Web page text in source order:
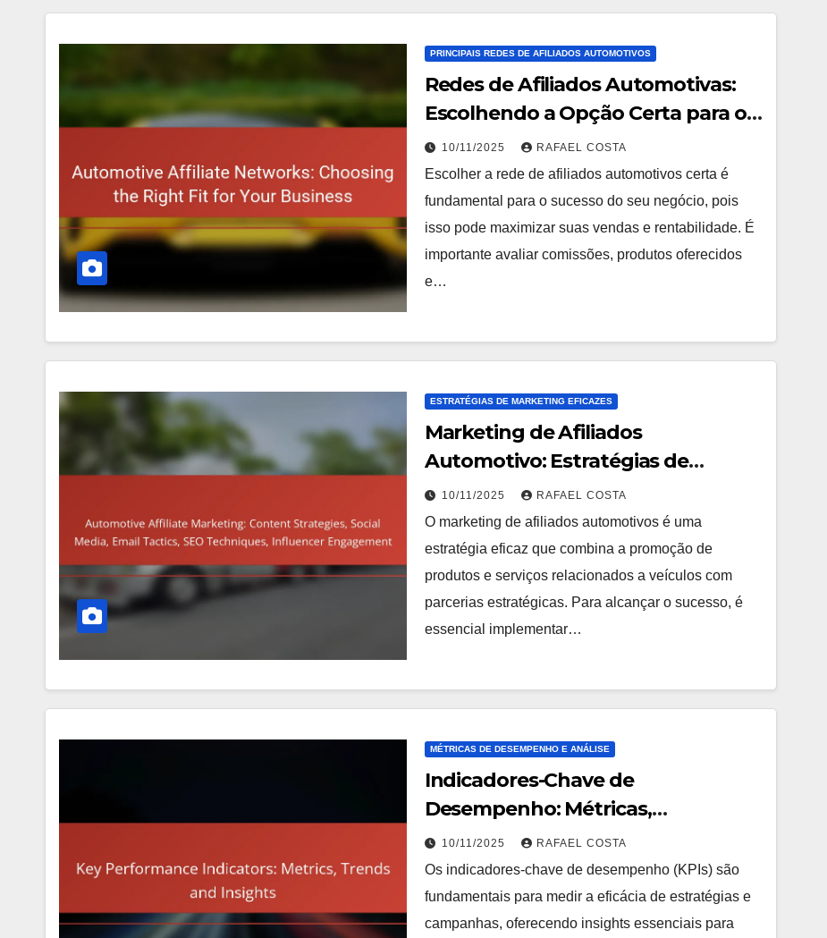
PRINCIPAIS REDES DE AFILIADOS AUTOMOTIVOS
Redes de Afiliados Automotivas:
Escolhendo a Opção Certa para o
Seu Negócio
10/11/2025 RAFAEL COSTA
Escolher a rede de afiliados automotivos certa é
fundamental para o sucesso do seu negócio, pois
isso pode maximizar suas vendas e rentabilidade. É
importante avaliar comissões, produtos oferecidos
e…
ESTRATÉGIAS DE MARKETING EFICAZES
Marketing de Afiliados
Automotivo: Estratégias de
Conteúdo, Mídias Sociais, Táticas
de Email, Técnicas de SEO,
Engajamento de Influenciadores
10/11/2025 RAFAEL COSTA
O marketing de afiliados automotivos é uma
estratégia eficaz que combina a promoção de
produtos e serviços relacionados a veículos com
parcerias estratégicas. Para alcançar o sucesso, é
essencial implementar…
MÉTRICAS DE DESEMPENHO E ANÁLISE
Indicadores-Chave de
Desempenho: Métricas,
Tendências e Insights
10/11/2025 RAFAEL COSTA
Os indicadores-chave de desempenho (KPIs) são
fundamentais para medir a eficácia de estratégias e
campanhas, oferecendo insights essenciais para